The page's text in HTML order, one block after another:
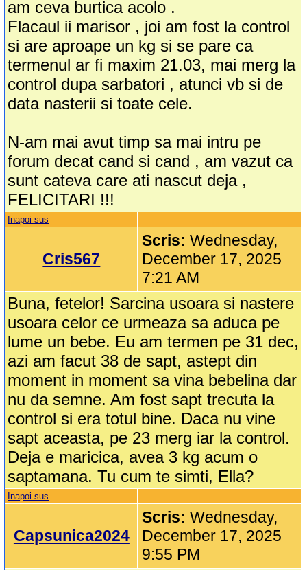
am ceva burtica acolo .
Flacaul ii marisor , joi am fost la control
si are aproape un kg si se pare ca
termenul ar fi maxim 21.03, mai merg la
control dupa sarbatori , atunci vb si de
data nasterii si toate cele.
N-am mai avut timp sa mai intru pe
forum decat cand si cand , am vazut ca
sunt cateva care ati nascut deja ,
FELICITARI !!!
Inapoi sus
Cris567
Scris:Wednesday,
December 17, 2025
7:21 AM
Buna, fetelor! Sarcina usoara si nastere
usoara celor ce urmeaza sa aduca pe
lume un bebe. Eu am termen pe 31 dec,
azi am facut 38 de sapt, astept din
moment in moment sa vina bebelina dar
nu da semne. Am fost sapt trecuta la
control si era totul bine. Daca nu vine
sapt aceasta, pe 23 merg iar la control.
Deja e maricica, avea 3 kg acum o
saptamana. Tu cum te simti, Ella?
Inapoi sus
Capsunica2024
Scris:Wednesday,
December 17, 2025
9:55 PM